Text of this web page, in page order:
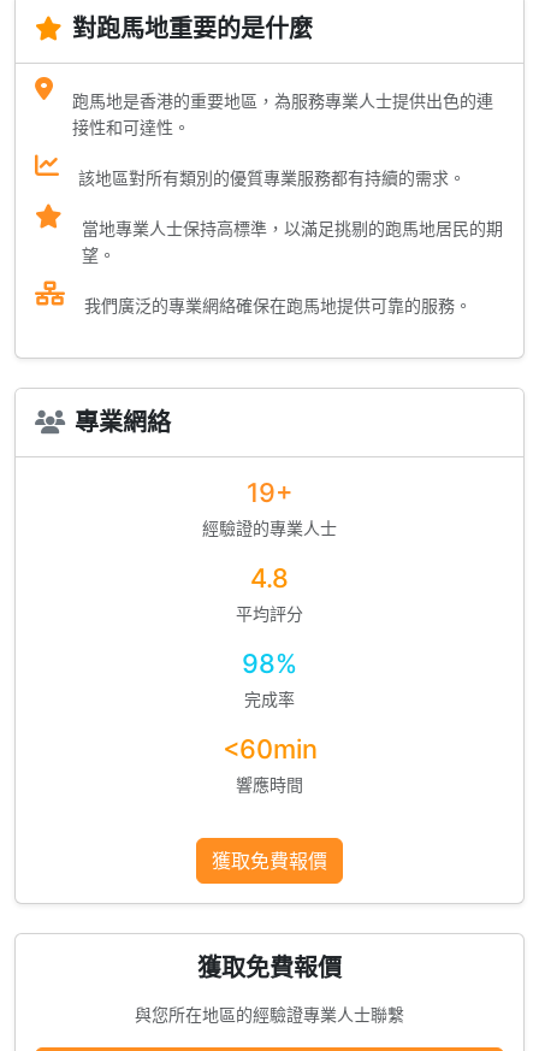
對跑馬地重要的是什麼
跑馬地是香港的重要地區，為服務專業人士提供出色的連
接性和可達性。
該地區對所有類別的優質專業服務都有持續的需求。
當地專業人士保持高標準，以滿足挑剔的跑馬地居民的期
望。
我們廣泛的專業網絡確保在跑馬地提供可靠的服務。
專業網絡
19+
經驗證的專業人士
4.8
平均評分
98%
完成率
<60min
響應時間
獲取免費報價
獲取免費報價
與您所在地區的經驗證專業人士聯繫